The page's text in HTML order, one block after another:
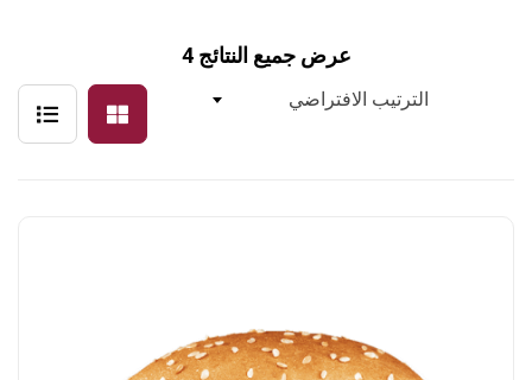
عرض جميع النتائج 4
الترتيب الافتراضي